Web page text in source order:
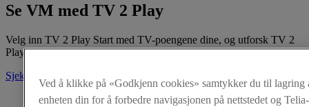
Se VM med TV 2 Play
Velg inn TV 2 Play Start med TV-poengene dine, og utforsk TV 2
Play sitt fantastiske VM-univers.
Sjekk alt om VM i TV 2 Play
Ved å klikke på «Godkjenn cookies» samtykker du til lagring
enheten din for å forbedre navigasjonen på nettstedet og